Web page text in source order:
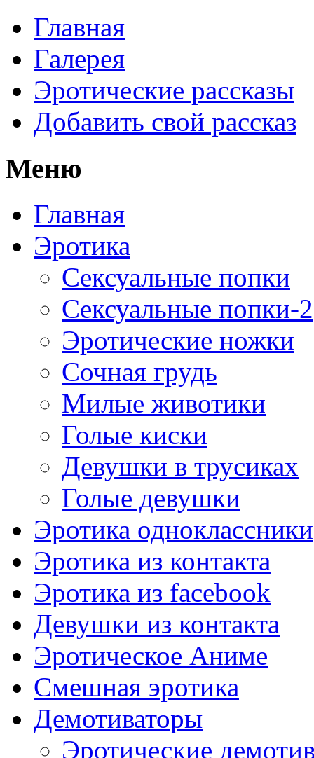
Главная
Галерея
Эротические рассказы
Добавить свой рассказ
Меню
Главная
Эротика
Сексуальные попки
Сексуальные попки-2
Эротические ножки
Сочная грудь
Милые животики
Голые киски
Девушки в трусиках
Голые девушки
Эротика одноклассники
Эротика из контакта
Эротика из facebook
Девушки из контакта
Эротическое Аниме
Смешная эротика
Демотиваторы
Эротические